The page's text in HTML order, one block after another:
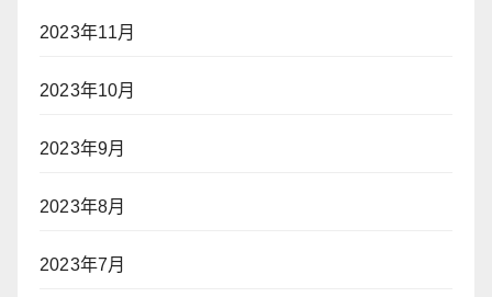
2023年11月
2023年10月
2023年9月
2023年8月
2023年7月